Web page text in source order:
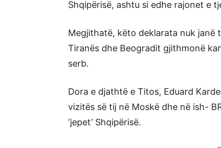
Shqipërisë, ashtu si edhe rajonet e
Megjithatë, këto deklarata nuk janë
Tiranës dhe Beogradit gjithmonë
serb.
Dora e djathtë e Titos, Eduard
vizitës së tij në Moskë dhe në ish-
‘jepet’ Shqipërisë.